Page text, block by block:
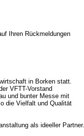
Ihren Rückmeldungen
in Borken statt.
VFTT-Vorstand
und bunter Messe mit
die Vielfalt und Qualität
als ideeller Partner.